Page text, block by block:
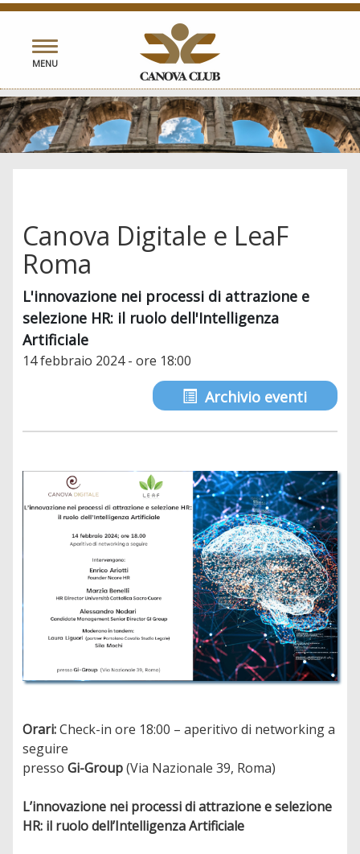
Toggle
navigation
MENU
Canova Digitale e LeaF
Roma
L'innovazione nei processi di attrazione e
selezione HR: il ruolo dell'Intelligenza
Artificiale
14 febbraio 2024 - ore 18:00
Archivio eventi
Orari:Check-in ore 18:00 – aperitivo di networking a
seguire
presso Gi-Group(Via Nazionale 39, Roma)
L’innovazione nei processi di attrazione e selezione
HR: il ruolo dell’Intelligenza Artificiale